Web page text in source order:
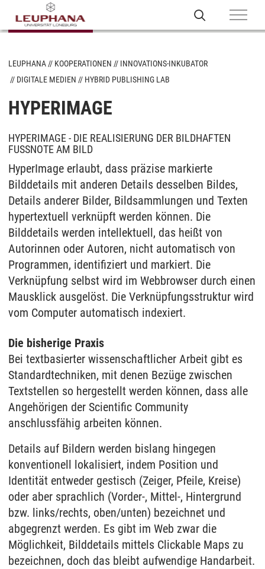
LEUPHANA KOOPERATIONEN
INNOVATIONS-INKUBATOR
DIGITALE MEDIEN
HYBRID PUBLISHING LAB
HYPERIMAGE
HYPERIMAGE - DIE REALISIERUNG DER BILDHAFTEN
FUSSNOTE AM BILD
HyperImage erlaubt, dass präzise markierte
Bilddetails mit anderen Details desselben Bildes,
Details anderer Bilder, Bildsammlungen und Texten
hypertextuell verknüpft werden können. Die
Bilddetails werden intellektuell, das heißt von
Autorinnen oder Autoren, nicht automatisch von
Programmen, identifiziert und markiert. Die
Verknüpfung selbst wird im Webbrowser durch einen
Mausklick ausgelöst. Die Verknüpfungsstruktur wird
vom Computer automatisch indexiert.
Die bisherige Praxis
Bei textbasierter wissenschaftlicher Arbeit gibt es
Standardtechniken, mit denen Bezüge zwischen
Textstellen so hergestellt werden können, dass alle
Angehörigen der Scientific Community
anschlussfähig arbeiten können.
Details auf Bildern werden bislang hingegen
konventionell lokalisiert, indem Position und
Identität entweder gestisch (Zeiger, Pfeile, Kreise)
oder aber sprachlich (Vorder-, Mittel-, Hintergrund
bzw. links/rechts, oben/unten) bezeichnet und
abgegrenzt werden. Es gibt im Web zwar die
Möglichkeit, Bilddetails mittels Clickable Maps zu
bezeichnen, doch das bleibt aufwendige Handarbeit.